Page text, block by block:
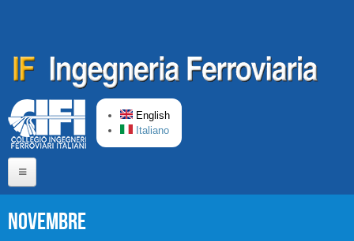
English
Italiano
Novembre